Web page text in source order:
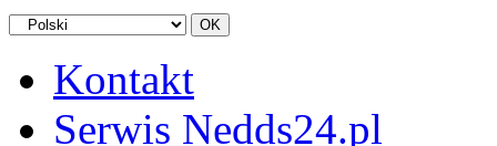
Kontakt
Serwis Nedds24.pl